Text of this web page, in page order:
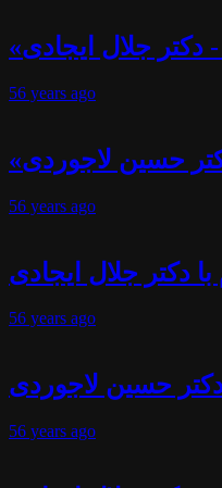
جلال ایجادی
56 years ago
حسین لاجوردی
56 years ago
دکتر جلال ایجادی
56 years ago
دکتر حسین لاجوردی
56 years ago